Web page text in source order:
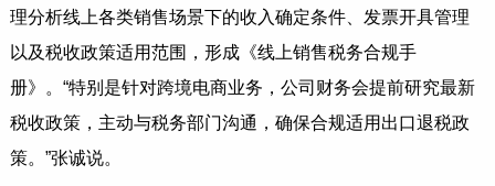
理分析线上各类销售场景下的收入确定条件、发票开具管理
以及税收政策适用范围，形成《线上销售税务合规手
册》。“特别是针对跨境电商业务，公司财务会提前研究最新
税收政策，主动与税务部门沟通，确保合规适用出口退税政
策。”张诚说。